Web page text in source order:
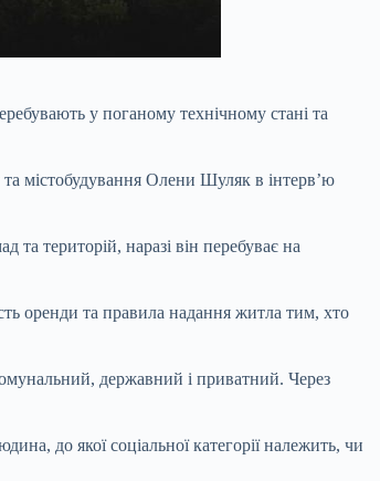
у поганому технічному стані та
та містобудування Олени Шуляк в інтервʼю
територій, наразі він перебуває на
оренди та правила надання житла тим, хто
державний і приватний. Через
до якої соціальної категорії належить, чи